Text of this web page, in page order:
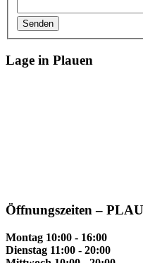
Senden
Lage in Plauen
Öffnungszeiten –
Montag 10:00 - 16:00
Dienstag 11:00 - 20:00